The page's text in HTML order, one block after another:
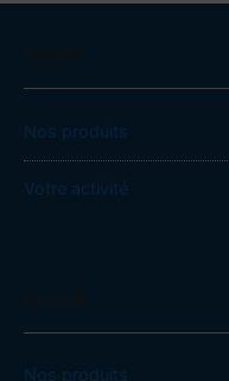
Nos produits
Votre activité
Nos produits